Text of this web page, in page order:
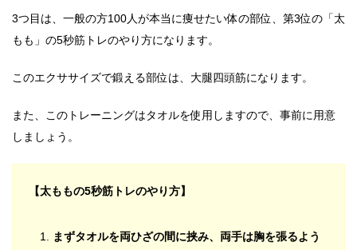
3つ目は、一般の方100人が本当に痩せたい体の部位、第3位の「太
もも」の5秒筋トレのやり方になります。
このエクササイズで鍛える部位は、大腿四頭筋になります。
また、このトレーニングはタオルを使用しますので、事前に用意
しましょう。
【太ももの5秒筋トレのやり方】
まずタオルを両ひざの間に挟み、両手は胸を張るよう